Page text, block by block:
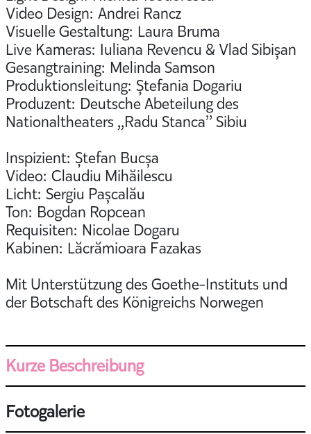
Video Design: Andrei Rancz
Visuelle Gestaltung: Laura Bruma
Live Kameras: Iuliana Revencu & Vlad Sibișan
Gesangtraining: Melinda Samson
Produktionsleitung: Ștefania Dogariu
Produzent: Deutsche Abeteilung des
Nationaltheaters ,,Radu Stanca’’ Sibiu
Inspizient: Ștefan Bucșa
Video: Claudiu Mihăilescu
Licht: Sergiu Pașcalău
Ton: Bogdan Ropcean
Requisiten: Nicolae Dogaru
Kabinen: Lăcrămioara Fazakas
Mit Unterstützung des Goethe-Instituts und
der Botschaft des Königreichs Norwegen
Kurze Beschreibung
Fotogalerie